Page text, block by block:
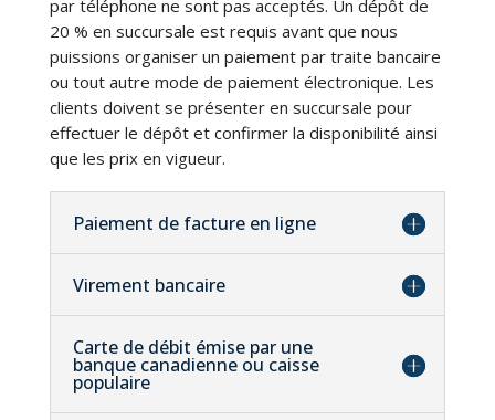
par téléphone ne sont pas acceptés. Un dépôt de
20 % en succursale est requis avant que nous
puissions organiser un paiement par traite bancaire
ou tout autre mode de paiement électronique. Les
clients doivent se présenter en succursale pour
effectuer le dépôt et confirmer la disponibilité ainsi
que les prix en vigueur.
Paiement de facture en ligne
Virement bancaire
Carte de débit émise par une
banque canadienne ou caisse
populaire